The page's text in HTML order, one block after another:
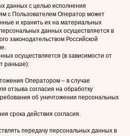
данных с целью исполнения
с Пользователем Оператор может
и хранить их на материальных
данных осуществляется в
законодательством Российской
осуществляется (в зависимости от
раньше):
Оператором – в случае
отзыва согласия на обработку
об уничтожении персональных
действия согласия.
передачу персональных данных в